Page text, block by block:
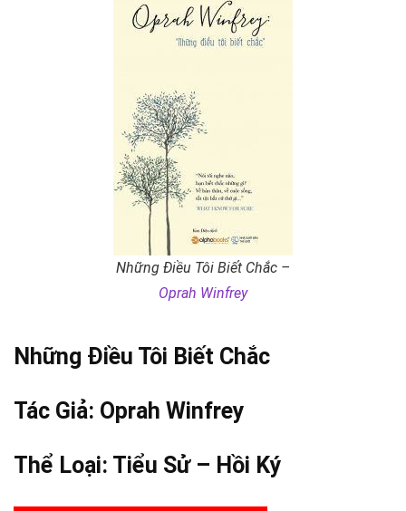
Những Điều Tôi Biết Chắc –
Oprah Winfrey
Những Điều Tôi Biết Chắc
Tác Giả: Oprah Winfrey
Thể Loại: Tiểu Sử – Hồi Ký